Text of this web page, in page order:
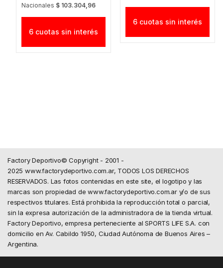
Nacionales $ 103.304,96
6 cuotas sin interés
6 cuotas sin interés
Factory Deportivo© Copyright - 2001 -
2025 www.factorydeportivo.com.ar, TODOS LOS DERECHOS
RESERVADOS. Las fotos contenidas en este site, el logotipo y las
marcas son propiedad de www.factorydeportivo.com.ar y/o de sus
respectivos titulares. Está prohibida la reproducción total o parcial,
sin la expresa autorización de la administradora de la tienda virtual.
Factory Deportivo, empresa perteneciente al SPORTS LIFE S.A. con
domicilio en Av. Cabildo 1950, Ciudad Autónoma de Buenos Aires –
Argentina.